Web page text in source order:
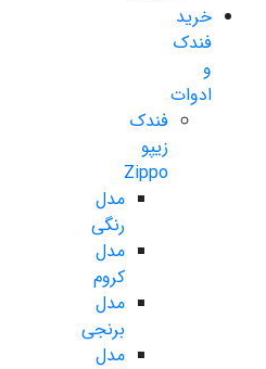
خرید
فندک
و
ادوات
فندک
زیپو
Zippo
مدل
رنگی
مدل
کروم
مدل
برنجی
مدل